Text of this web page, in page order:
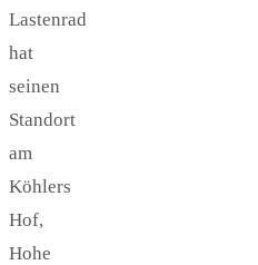
Lastenrad
hat
seinen
Standort
am
Köhlers
Hof,
Hohe